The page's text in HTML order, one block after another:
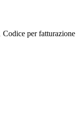
Codice per fatturazione